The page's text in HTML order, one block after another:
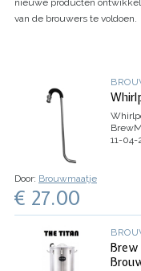
van de brouwers te voldoen.
11-04-
Door: Brouwmaatje
€ 27.00
Brew